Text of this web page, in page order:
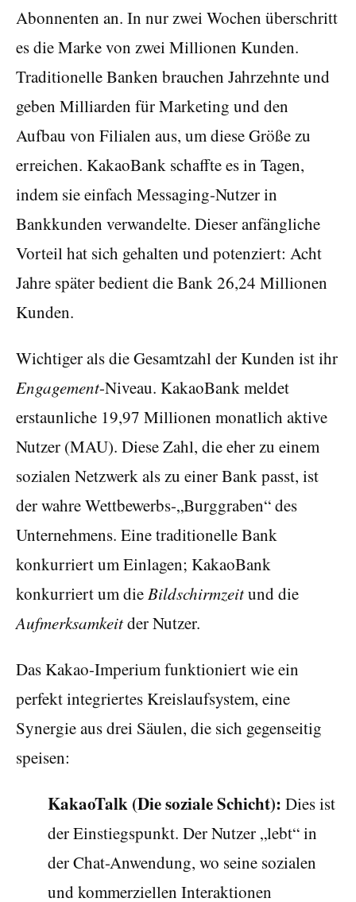
Abonnenten an. In nur zwei Wochen überschritt
es die Marke von zwei Millionen Kunden.
Traditionelle Banken brauchen Jahrzehnte und
geben Milliarden für Marketing und den
Aufbau von Filialen aus, um diese Größe zu
erreichen. KakaoBank schaffte es in Tagen,
indem sie einfach Messaging-Nutzer in
Bankkunden verwandelte. Dieser anfängliche
Vorteil hat sich gehalten und potenziert: Acht
Jahre später bedient die Bank 26,24 Millionen
Kunden.
Wichtiger als die Gesamtzahl der Kunden ist ihr
Engagement-Niveau. KakaoBank meldet
erstaunliche 19,97 Millionen monatlich aktive
Nutzer (MAU). Diese Zahl, die eher zu einem
sozialen Netzwerk als zu einer Bank passt, ist
der wahre Wettbewerbs-„Burggraben“ des
Unternehmens. Eine traditionelle Bank
konkurriert um Einlagen; KakaoBank
konkurriert um dieBildschirmzeitund die
Aufmerksamkeitder Nutzer.
Das Kakao-Imperium funktioniert wie ein
perfekt integriertes Kreislaufsystem, eine
Synergie aus drei Säulen, die sich gegenseitig
speisen:
KakaoTalk (Die soziale Schicht): Dies ist
der Einstiegspunkt. Der Nutzer „lebt“ in
der Chat-Anwendung, wo seine sozialen
und kommerziellen Interaktionen